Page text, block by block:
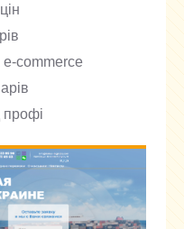
e-commerce
профі